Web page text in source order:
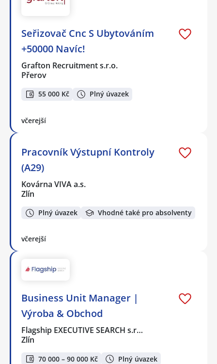
Seřizovač Cnc S Ubytováním
+50000 Navíc!
Grafton Recruitment s.r.o.
Přerov
55 000 Kč Plný úvazek
včerejší
Pracovník Výstupní Kontroly
(A29)
Kovárna VIVA a.s.
Zlín
Plný úvazek Vhodné také pro absolventy
včerejší
Business Unit Manager |
Výroba & Obchod
Flagship EXECUTIVE SEARCH s.r…
Zlín
70 000 – 90 000 Kč Plný úvazek